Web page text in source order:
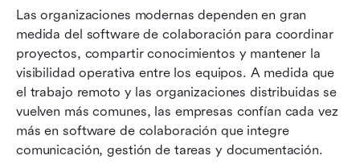
Las organizaciones modernas dependen en gran
medida del software de colaboración para coordinar
proyectos, compartir conocimientos y mantener la
visibilidad operativa entre los equipos. A medida que
el trabajo remoto y las organizaciones distribuidas se
vuelven más comunes, las empresas confían cada vez
más en software de colaboración que integre
comunicación, gestión de tareas y documentación.
empresarial?
Lista completa: El mejor software para
colaboración
Cómo evaluar estratégicamente el software de
soluciones de colaboración
Cambios emergentes en la adopción de